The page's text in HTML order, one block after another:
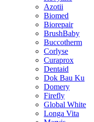
Azotii
Biomed
Biorepair
BrushBaby
Buccotherm
Corlyse
Curaprox
Dentaid
Dok Bau Ku
Domery
Firefly
Global White
Longa Vita